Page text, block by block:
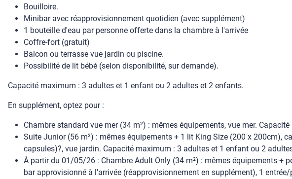
Bouilloire.
Minibar avec réapprovisionnement quotidien (avec supplément)
1 bouteille d'eau par personne offerte dans la chambre à l'arrivée
Coffre-fort (gratuit)
Balcon ou terrasse vue jardin ou piscine.
Possibilité de lit bébé (selon disponibilité, sur demande).
Capacité maximum : 3 adultes et 1 enfant ou 2 adultes et 2 enfants.
En supplément, optez pour :
Chambre standard vue mer (34 m²) : mêmes équipements, vue mer.
Suite Junior (56 m²) : mêmes équipements + 1 lit King Size (200 x 200cm),
capsules)?, vue jardin. Capacité maximum : 3 adultes et 1 enfant ou 2
À partir du 01/05/26 : Chambre Adult Only (34 m²) : mêmes équipements +
bar approvisionné à l'arrivée (réapprovisionnement en supplément), 1